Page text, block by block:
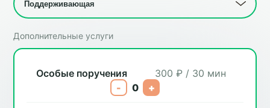
Дополнительные услуги
Особые поручения
300 ₽ / 30 мин
-
0 +